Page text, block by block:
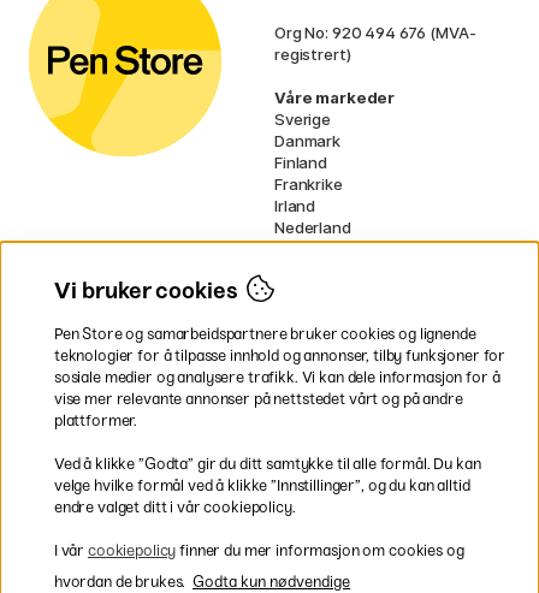
Org No: 920 494 676 (MVA-
registrert)
Våre markeder
Sverige
Danmark
Finland
Frankrike
Irland
Nederland
Tyskland
* Spesifikkefraktvilkårgjelder for
voluminøse varer.
Rask og smidig levering
Vi bruker cookies
Pen Store og samarbeidspartnere bruker cookies og lignende
teknologier for å tilpasse innhold og annonser, tilby funksjoner for
sosiale medier og analysere trafikk. Vi kan dele informasjon for å
vise mer relevante annonser på nettstedet vårt og på andre
plattformer.
Ved å klikke ”Godta” gir du ditt samtykke til alle formål. Du kan
velge hvilke formål ved å klikke ”Innstillinger”, og du kan alltid
endre valget ditt i vår cookiepolicy.
I vår cookiepolicy finner du mer informasjon om cookies og
hvordan de brukes. Godta kun nødvendige